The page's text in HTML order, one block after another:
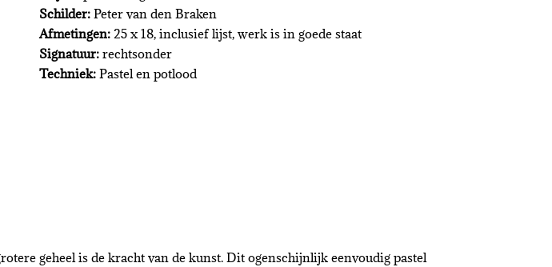
Schilder: Peter van den Braken
Afmetingen:25 x 18, inclusief lijst, werk is in goede staat
Signatuur:rechtsonder
Techniek: Pastel en potlood
geheel is de kracht van de kunst. Dit ogenschijnlijk eenvoudig pastel